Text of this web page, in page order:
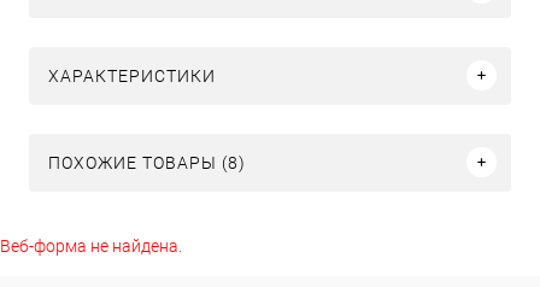
ХАРАКТЕРИСТИКИ
ПОХОЖИЕ ТОВАРЫ (8)
Веб-форма не найдена.